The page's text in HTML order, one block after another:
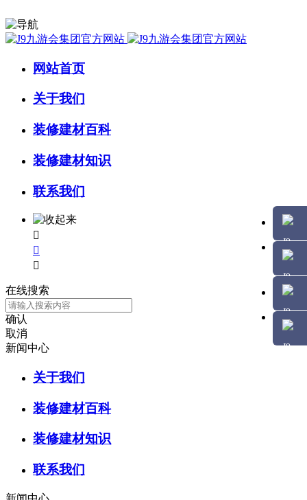
网站首页
关于我们
装修建材百科
装修建材知识
联系我们



在线搜索
确认
取消
新闻中心
关于我们
装修建材百科
装修建材知识
联系我们